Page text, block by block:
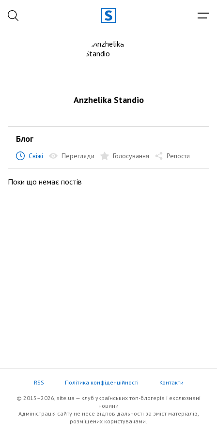
Anzhelika Standio
Блог
Свіжі Перегляди Голосування Репости
Поки що немає постів
RSS Політика конфіденційності Контакти
© 2015–2026, site.ua — клуб українських топ-блогерів i екслюзивнi
новини
Адміністрація сайту не несе відповідальності за зміст матеріалів,
розміщених користувачами.